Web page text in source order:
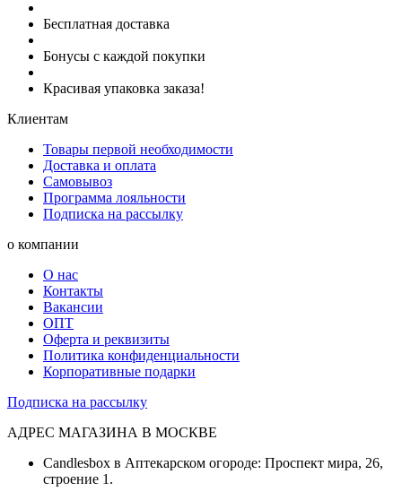
Бесплатная доставка
Бонусы с каждой покупки
Красивая упаковка заказа!
Клиентам
Товары первой необходимости
Доставка и оплата
Самовывоз
Программа лояльности
Подписка на рассылку
о компании
О нас
Контакты
Вакансии
ОПТ
Оферта и реквизиты
Политика конфиденциальности
Корпоративные подарки
Подписка на рассылку
АДРЕС МАГАЗИНА В МОСКВЕ
Candlesbox в Аптекарском огороде: Проспект мира, 26,
строение 1.